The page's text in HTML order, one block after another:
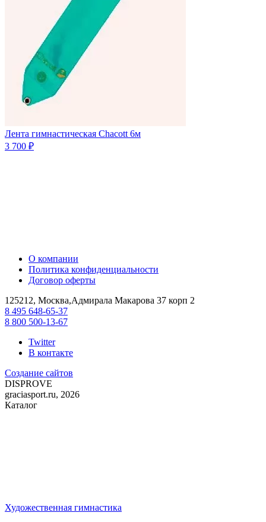
Лента гимнастическая Chacott 6м
3 700 ₽
О компании
Политика конфиденциальности
Договор оферты
125212, Москва,Адмирала Макарова 37 корп 2
8 495 648-65-37
8 800 500-13-67
Twitter
В контакте
Создание сайтов
DISPROVE
graciasport.ru, 2026
Каталог
Художественная гимнастика